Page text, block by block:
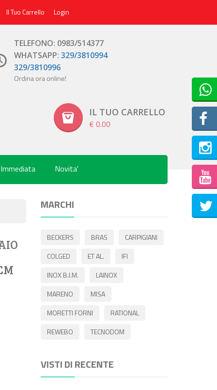
Il Tuo Carrello Login
TELEFONO: 0983/514377
WHATSAPP: 329/3810994
329/3810996
Ordina ora online!
IL TUO CARRELLO
€ 0.00
Novita'
MARCHI
BECKERS BRAS
CARPIGIANI
COLGED
ET AL.
IFI
INOX B.I.M.
LAINOX
MARENO
MISA
MORETTI FORNI
RATIONAL
REWEBO
TECNODOM
VISTI DI RECENTE